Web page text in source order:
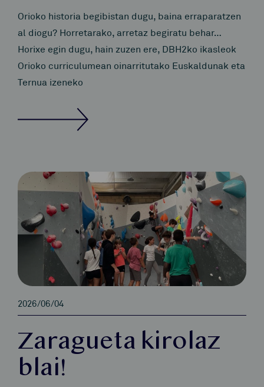
Orioko historia begibistan dugu, baina erraparatzen
al diogu? Horretarako, arretaz begiratu behar…
Horixe egin dugu, hain zuzen ere, DBH2ko ikasleok
Orioko curriculumean oinarritutako Euskaldunak eta
Ternua izeneko
2026/06/04
Zaragueta kirolaz
blai!